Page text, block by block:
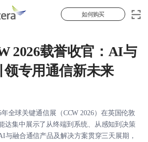
如何购买
2026载誉收官：AI与
领专用通信新未来
全球关键通信展（CCW 2026）在英国伦敦
达集中展示了从终端到系统、从感知到决策
与融合通信产品及解决方案贯穿三天展期，